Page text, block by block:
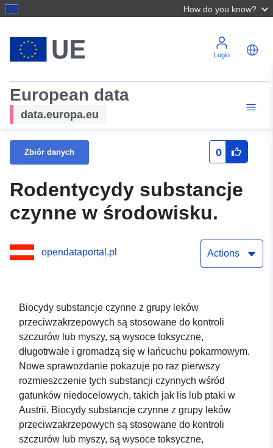
How do you know?
Login
European data
data.europa.eu
Zbiór danych 0
Rodentycydy substancje
czynne w środowisku.
opendataportal.pl Actions
Biocydy substancje czynne z grupy leków
przeciwzakrzepowych są stosowane do kontroli
szczurów lub myszy, są wysoce toksyczne,
długotrwałe i gromadzą się w łańcuchu pokarmowym.
Nowe sprawozdanie pokazuje po raz pierwszy
rozmieszczenie tych substancji czynnych wśród
gatunków niedocelowych, takich jak lis lub ptaki w
Austrii. Biocydy substancje czynne z grupy leków
przeciwzakrzepowych są stosowane do kontroli
szczurów lub myszy, są wysoce toksyczne,